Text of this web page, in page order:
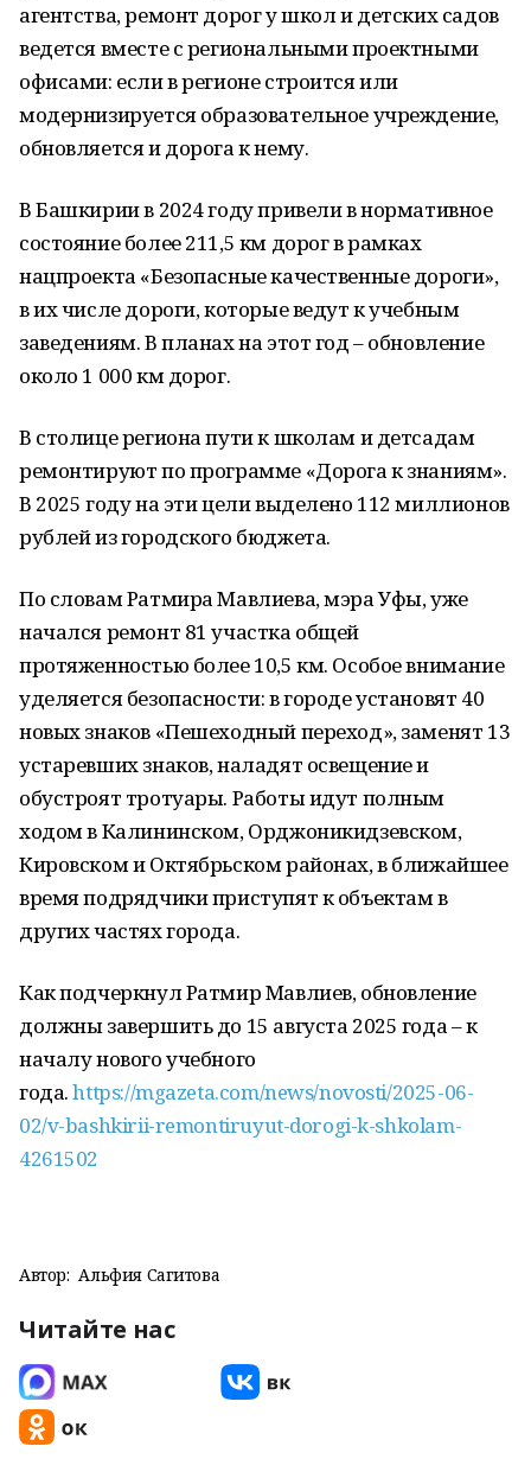
агентства, ремонт дорог у школ и детских садов
ведется вместе с региональными проектными
офисами: если в регионе строится или
модернизируется образовательное учреждение,
обновляется и дорога к нему.
В Башкирии в 2024 году привели в нормативное
состояние более 211,5 км дорог в рамках
нацпроекта «Безопасные качественные дороги»,
в их числе дороги, которые ведут к учебным
заведениям. В планах на этот год – обновление
около 1 000 км дорог.
В столице региона пути к школам и детсадам
ремонтируют по программе «Дорога к знаниям».
В 2025 году на эти цели выделено 112 миллионов
рублей из городского бюджета.
По словам Ратмира Мавлиева, мэра Уфы, уже
начался ремонт 81 участка общей
протяженностью более 10,5 км. Особое внимание
уделяется безопасности: в городе установят 40
новых знаков «Пешеходный переход», заменят 13
устаревших знаков, наладят освещение и
обустроят тротуары. Работы идут полным
ходом в Калининском, Орджоникидзевском,
Кировском и Октябрьском районах, в ближайшее
время подрядчики приступят к объектам в
других частях города.
Как подчеркнул Ратмир Мавлиев, обновление
должны завершить до 15 августа 2025 года – к
началу нового учебного
года.https://mgazeta.com/news/novosti/2025-06-
02/v-bashkirii-remontiruyut-dorogi-k-shkolam-
4261502
Автор: Альфия Сагитова
Читайте нас